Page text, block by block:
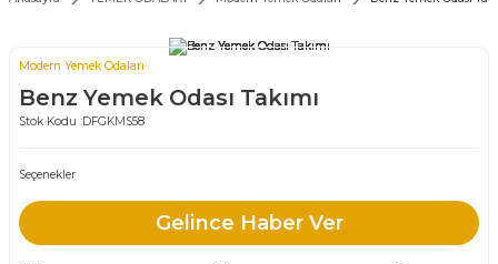
Modern Yemek Odaları
Benz Yemek Odası Takımı
Stok Kodu :DFGKMS58
Seçenekler
Gelince Haber Ver